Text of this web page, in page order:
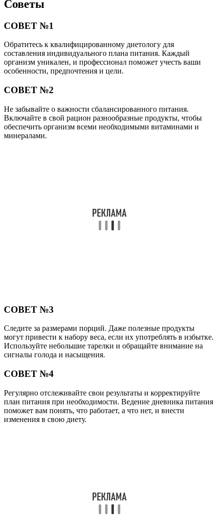
Советы
СОВЕТ №1
Обратитесь к квалифицированному диетологу для
составления индивидуального плана питания. Каждый
организм уникален, и профессионал поможет учесть ваши
особенности, предпочтения и цели.
СОВЕТ №2
Не забывайте о важности сбалансированного питания.
Включайте в свой рацион разнообразные продукты, чтобы
обеспечить организм всеми необходимыми витаминами и
минералами.
СОВЕТ №3
Следите за размерами порций. Даже полезные продукты
могут привести к набору веса, если их употреблять в избытке.
Используйте небольшие тарелки и обращайте внимание на
сигналы голода и насыщения.
СОВЕТ №4
Регулярно отслеживайте свои результаты и корректируйте
план питания при необходимости. Ведение дневника питания
поможет вам понять, что работает, а что нет, и внести
изменения в свою диету.